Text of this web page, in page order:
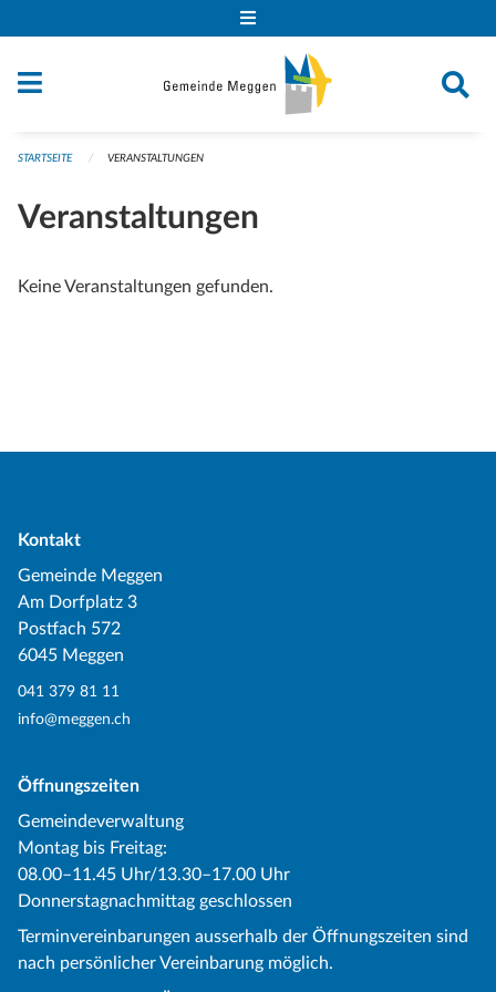
STARTSEITE VERANSTALTUNGEN
Veranstaltungen
Keine Veranstaltungen gefunden.
Kontakt
Gemeinde Meggen
Am Dorfplatz 3
Postfach 572
6045 Meggen
041 379 81 11
info@meggen.ch
Öffnungszeiten
Gemeindeverwaltung
Montag bis Freitag:
08.00–11.45 Uhr/13.30–17.00 Uhr
Donnerstagnachmittag geschlossen
Terminvereinbarungen ausserhalb der Öffnungszeiten sind
nach persönlicher Vereinbarung möglich.